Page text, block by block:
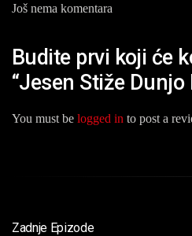
Još nema komentara
Budite prvi koji će
“Jesen Stiže Dunjo
You must be logged in to post a
Zadnje Epizode